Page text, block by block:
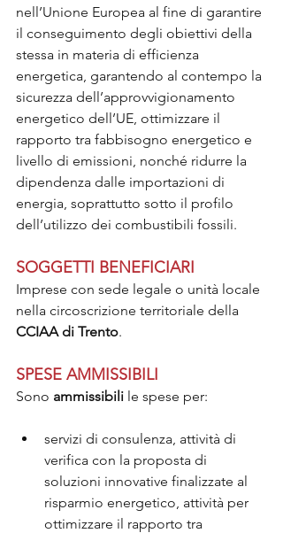
nell’Unione Europea al fine di garantire
il conseguimento degli obiettivi della
stessa in materia di efficienza
energetica, garantendo al contempo la
sicurezza dell’approvvigionamento
energetico dell’UE, ottimizzare il
rapporto tra fabbisogno energetico e
livello di emissioni, nonché ridurre la
dipendenza dalle importazioni di
energia, soprattutto sotto il profilo
dell’utilizzo dei combustibili fossili.
SOGGETTI BENEFICIARI
Imprese con sede legale o unità locale
nella circoscrizione territoriale della
CCIAA di Trento.
SPESE AMMISSIBILI
Sono ammissibili le spese per:
servizi di consulenza, attività di
verifica con la proposta di
soluzioni innovative finalizzate al
risparmio energetico, attività per
ottimizzare il rapporto tra